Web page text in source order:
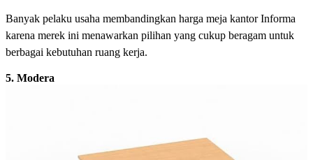
Banyak pelaku usaha membandingkan harga meja kantor Informa
karena merek ini menawarkan pilihan yang cukup beragam untuk
berbagai kebutuhan ruang kerja.
5. Modera